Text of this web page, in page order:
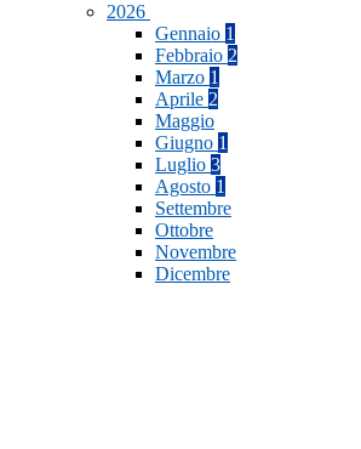
2026
Gennaio 1
Febbraio 2
Marzo 1
Aprile 2
Maggio
Giugno 1
Luglio 3
Agosto 1
Settembre
Ottobre
Novembre
Dicembre